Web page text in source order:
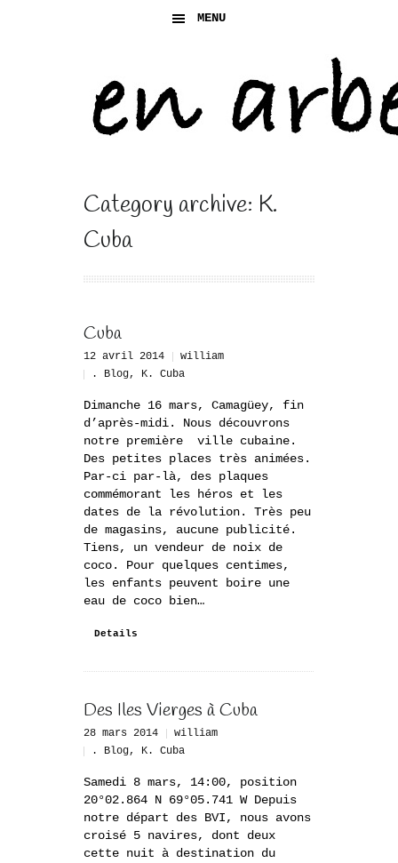
MENU
Category archive: K.
Cuba
Cuba
12 avril 2014
william
. Blog, K. Cuba
Dimanche 16 mars, Camagüey, fin
d’après-midi. Nous découvrons
notre première ville cubaine.
Des petites places très animées.
Par-ci par-là, des plaques
commémorant les héros et les
dates de la révolution. Très peu
de magasins, aucune publicité.
Tiens, un vendeur de noix de
coco. Pour quelques centimes,
les enfants peuvent boire une
eau de coco bien…
Details
Des Iles Vierges à Cuba
28 mars 2014
william
. Blog, K. Cuba
Samedi 8 mars, 14:00, position
20°02.864 N 69°05.741 W Depuis
notre départ des BVI, nous avons
croisé 5 navires, dont deux
cette nuit à destination du